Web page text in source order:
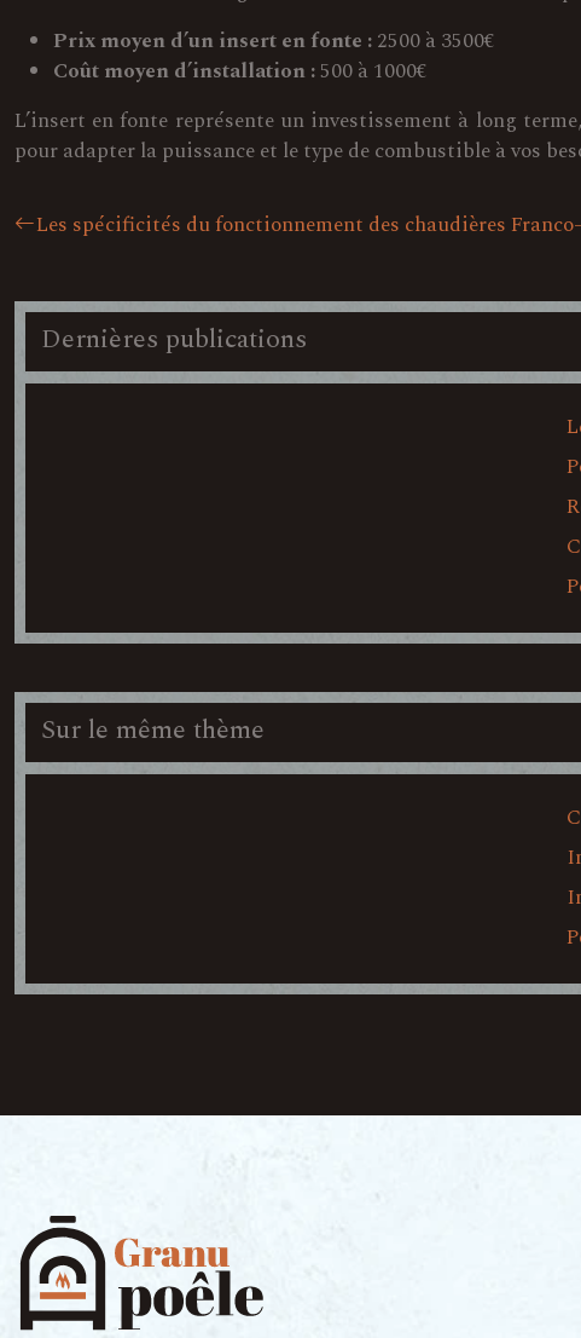
Prix moyen d’un insert en fonte :2500 à 3500€
Coût moyen d’installation :500 à 1000€
L’insert en fonte représente un investissement à long
pour adapter la puissance et le type de combustible à vos
Les spécificités du fonctionnement des chaudières
Dernières publications
Sur le même thème